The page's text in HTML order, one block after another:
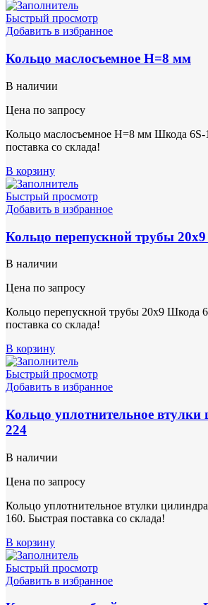
Быстрый просмотр
Добавить в избранное
Кольцо маслосъемное Н=8 мм
В наличии
Цена по запросу
Кольцо маслосъемное Н=8 мм Шкода 6S-
поставка со склада!
В корзину
Быстрый просмотр
Добавить в избранное
Кольцо перепускной трубы
В наличии
Цена по запросу
Кольцо перепускной трубы 20х9 Шкода
поставка со склада!
В корзину
Быстрый просмотр
Добавить в избранное
Кольцо уплотнительное втулки
224
В наличии
Цена по запросу
Кольцо уплотнительное втулки
160. Быстрая поставка со склада!
В корзину
Быстрый просмотр
Добавить в избранное